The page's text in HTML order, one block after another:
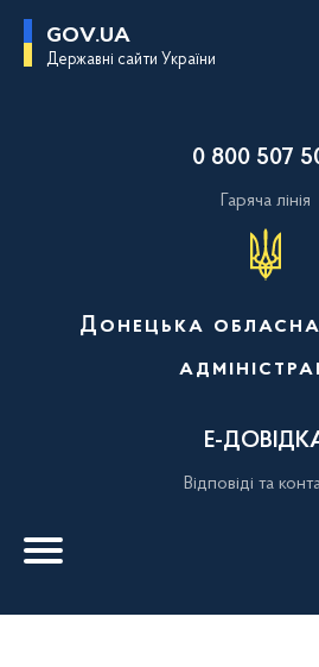
GOV.UA
Державні сайти України
0 800 507
Гаряча лінія
Донецька
Е-
Відповіді та